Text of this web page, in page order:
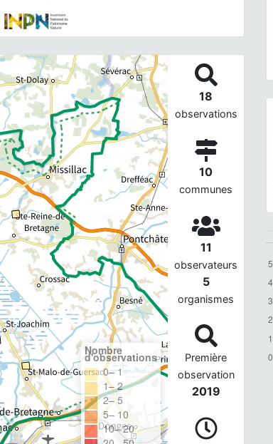
Nombre
d'observations
0– 1
1– 2
2– 5
5– 10
10– 20
18
observations
10
communes
11
observateurs
5
organismes
Première
observation
2019